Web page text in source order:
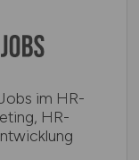
im HR-
HR-